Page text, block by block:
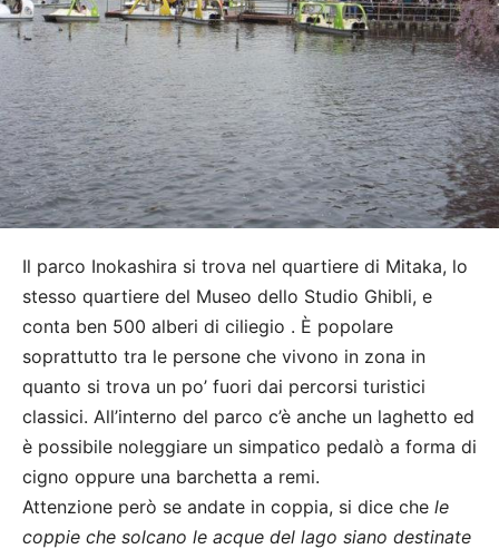
Il parco Inokashira si trova nel quartiere di Mitaka, lo
stesso quartiere del Museo dello Studio Ghibli, e
conta ben 500 alberi di ciliegio . È popolare
soprattutto tra le persone che vivono in zona in
quanto si trova un po’ fuori dai percorsi turistici
classici. All’interno del parco c’è anche un laghetto ed
è possibile noleggiare un simpatico pedalò a forma di
cigno oppure una barchetta a remi.
Attenzione però se andate in coppia, si dice che le
coppie che solcano le acque del lago siano destinate